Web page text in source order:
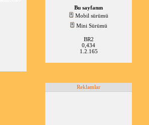
Bu sayfanın
Mobil sürümü
Mini Sürümü
BR2
0,434
1.2.165
Reklamlar